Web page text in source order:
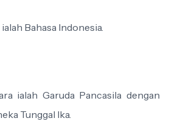
Bahasa Indonesia.
ialah Garuda Pancasila dengan
Tunggal Ika.